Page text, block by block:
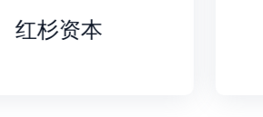
红杉资本